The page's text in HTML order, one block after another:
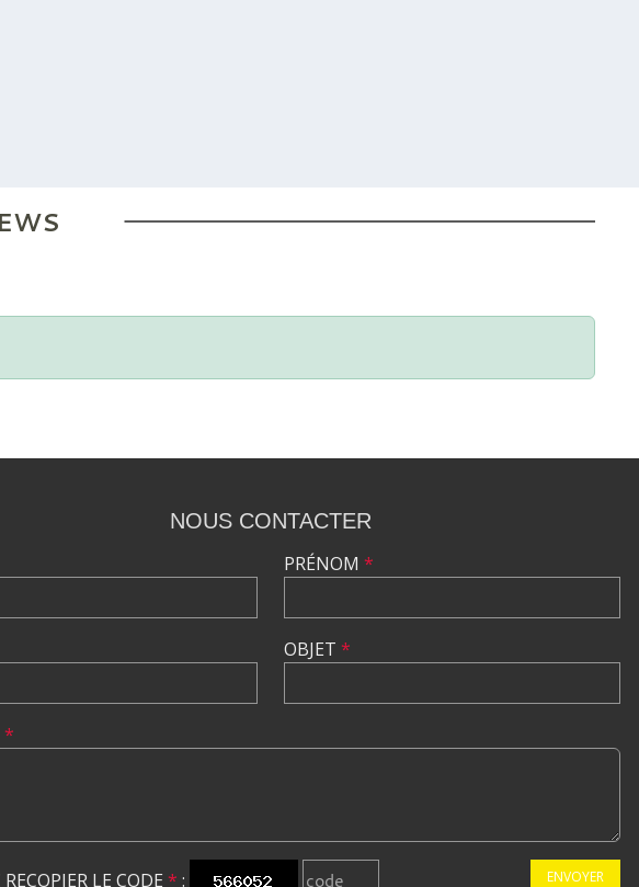
NOUS CONTACTER
PRÉNOM *
OBJET *
*
LE CODE * : ENVOYER